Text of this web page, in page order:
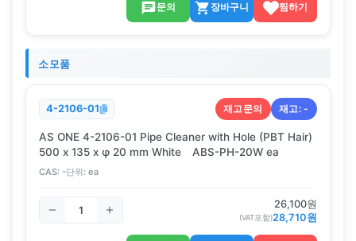
문의 장바구니 찜하기
소모품
4-2106-01 재고문의 재고:-
AS ONE 4-2106-01 Pipe Cleaner with Hole (PBT Hair)
500 x 135 x φ 20 mm White ABS-PH-20W ea
CAS: -단위: ea
26,100원
(VAT포함)28,710원